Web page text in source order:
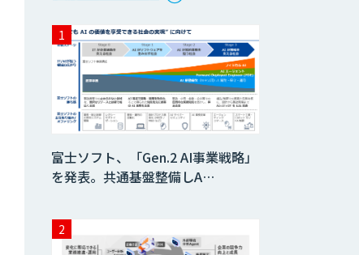
富士ソフト、「Gen.2 AI事業戦略」
を発表。共通基盤整備しA…